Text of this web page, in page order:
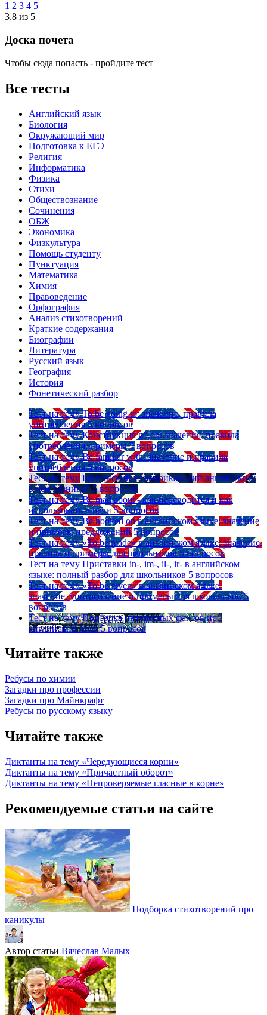
1 2 3 4 5
3.8 из 5
Доска почета
Чтобы сюда попасть - пройдите тест
Все тесты
Английский язык
Биология
Окружающий мир
Подготовка к ЕГЭ
Религия
Информатика
Физика
Стихи
Обществознание
Сочинения
ОБЖ
Экономика
Физкультура
Помощь студенту
Пунктуация
Математика
Химия
Правоведение
Орфография
Анализ стихотворений
Краткие содержания
Биографии
Литература
Русский язык
География
История
Фонетический разбор
Тест на тему To be going to: значение, правила
употребления 5 вопросов
Тест на тему Конструкция go on: значения, правила
употребления, примеры 5 вопросов
Тест на тему Be familiar with: значение и правила
употребления 5 вопросов
Тест на тему Британский vs американский английский:
в чем разница? 5 вопросов
Тест на тему Be mad about - как переводится и как
использовать в речи 5 вопросов
Тест на тему Be hooked on в английском языке: значение
и примеры предложений 5 вопросов
Тест на тему «To be made» в английском языке: значение,
правила и примеры для школьников 5 вопросов
Тест на тему Приставки in-, im-, il-, ir- в английском
языке: полный разбор для школьников 5 вопросов
Тест на тему «To be given» в английском языке:
значение, употребление и примеры для школьников 5
вопросов
Тест на тему Подборка интересных фактов про
английский язык 5 вопросов
Читайте также
Ребусы по химии
Загадки про профессии
Загадки про Майнкрафт
Ребусы по русскому языку
Читайте также
Диктанты на тему «Чередующиеся корни»
Диктанты на тему «Причастный оборот»
Диктанты на тему «Непроверяемые гласные в корне»
Рекомендуемые статьи на сайте
Подборка стихотворений про
каникулы
Автор статьи Вячеслав Малых